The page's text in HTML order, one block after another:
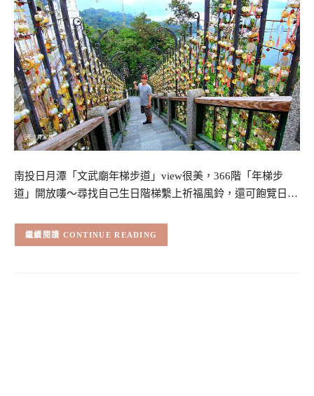
南投日月潭「文武廟年梯步道」view很美，366階「年梯步
道」開放嘍～尋找自己生日階梯繫上祈福風鈴，還可飽覽日…
CONTINUE READING